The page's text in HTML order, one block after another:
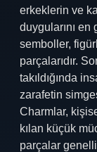
erkeklerin ve
duygularını
semboller,
parçalarıdır.
takıldığında
zarafetin
Charmlar,
kılan küçük
parçalar